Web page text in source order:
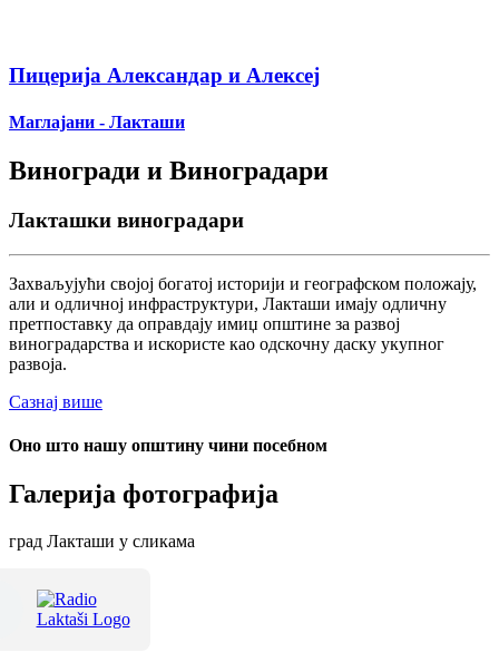
Пицерија Александар и Алексеј
Маглајани - Лакташи
Виногради и Виноградари
Лакташки виноградари
Захваљујући својој богатој историји и географском положају,
али и одличној инфраструктури, Лакташи имају одличну
претпоставку да оправдају имиџ општине за развој
виноградарства и искористе као одскочну даску укупног
развоја.
Сазнај више
Оно што нашу општину чини посебном
Галерија фотографија
град Лакташи у сликама
Терме Лакташи